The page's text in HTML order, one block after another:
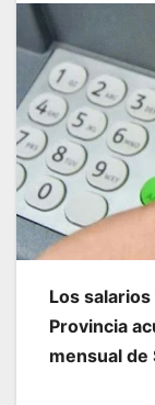
Los
Provincia
mensual